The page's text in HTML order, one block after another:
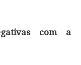
com a